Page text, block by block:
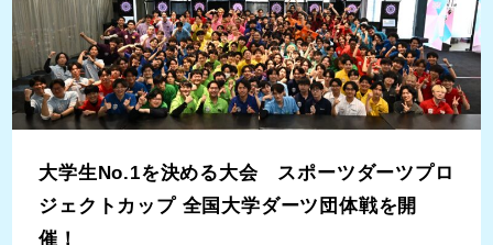
大学生No.1を決める大会 スポーツダーツプロ
ジェクトカップ 全国大学ダーツ団体戦を開
催！